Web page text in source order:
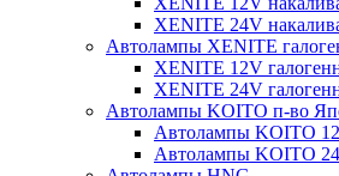
XENITE 24V
Автолампы XENITE
XENITE 12V
XENITE 24V
Автолампы KOITO п-во
Автолампы KOITO
Автолампы KOITO